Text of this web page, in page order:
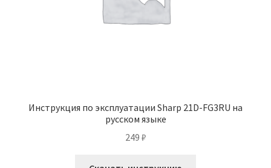
Инструкция по эксплуатации Sharp 21D-FG3RU на
русском языке
249 ₽